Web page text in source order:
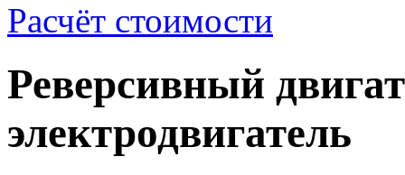
Расчёт стоимости
Реверсивный
электродвигатель